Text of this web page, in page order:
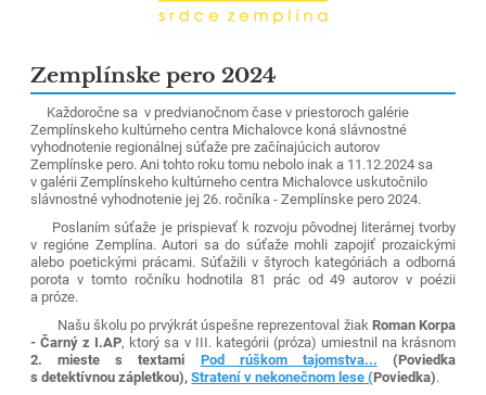
Zemplínske pero 2024
Každoročne sa v predvianočnom čase v priestoroch galérie
Zemplínskeho kultúrneho centra Michalovce koná slávnostné
vyhodnotenie regionálnej súťaže pre začínajúcich autorov
Zemplínske pero. Ani tohto roku tomu nebolo inak a 11.12.2024 sa
v galérii Zemplínskeho kultúrneho centra Michalovce uskutočnilo
slávnostné vyhodnotenie jej 26. ročníka - Zemplínske pero 2024.
Poslaním súťaže je prispievať k rozvoju pôvodnej literárnej tvorby
v regióne Zemplína. Autori sa do súťaže mohli zapojiť prozaickými
alebo poetickými prácami. Súťažili v štyroch kategóriách a odborná
porota v tomto ročníku hodnotila81 prác od 49 autorov v poézii
a próze.
Našu školu po prvýkrát úspešne reprezentoval žiak Roman Korpa
- Čarný z I.AP, ktorý sa v III. kategórii (próza) umiestnil na krásnom
2. mieste s textami Pod rúškom tajomstva... (Poviedka
s detektívnou zápletkou),Stratení v nekonečnom lese (Poviedka).